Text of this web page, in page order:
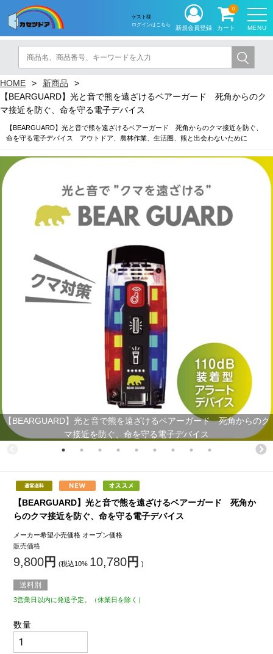
MENU
ゲスト様
ログインはこちら
新規会員登録 カート
0
HOME
新商品
【BEARGUARD】光と音で熊を遠ざけるベアーガード 死角からのク
マ接近を防ぐ、命を守る電子デバイス
【BEARGUARD】光と音で熊を遠ざけるベアーガード 死角からのクマ接近を防ぐ、
命を守る電子デバイス アウトドア、農林作業、生活圏、熊と出会わないために
【BEARGUARD】光と音で熊を遠ざけるベアーガード 死角からのク
マ接近を防ぐ、命を守る電子デバイス
【BEARGUARD】光と音で熊を遠ざけるベアーガード 死角か
らのクマ接近を防ぐ、命を守る電子デバイス
メーカー希望小売価格 オープン価格
販売価格
9,800円 (税込10% 10,780円 )
送料別
3営業日以内に発送予定。（休業日を除く）
数量